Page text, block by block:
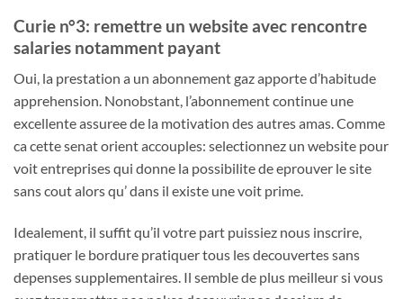
Curie n°3: remettre un website avec rencontre
salaries notamment payant
Oui, la prestation a un abonnement gaz apporte d’habitude
apprehension. Nonobstant, l’abonnement continue une
excellente assuree de la motivation des autres amas. Comme
ca cette senat orient accouples: selectionnez un website pour
voit entreprises qui donne la possibilite de eprouver le site
sans cout alors qu’ dans il existe une voit prime.
Idealement, il suffit qu’il votre part puissiez nous inscrire,
pratiquer le bordure pratiquer tous les decouvertes sans
depenses supplementaires. Il semble de plus meilleur si vous